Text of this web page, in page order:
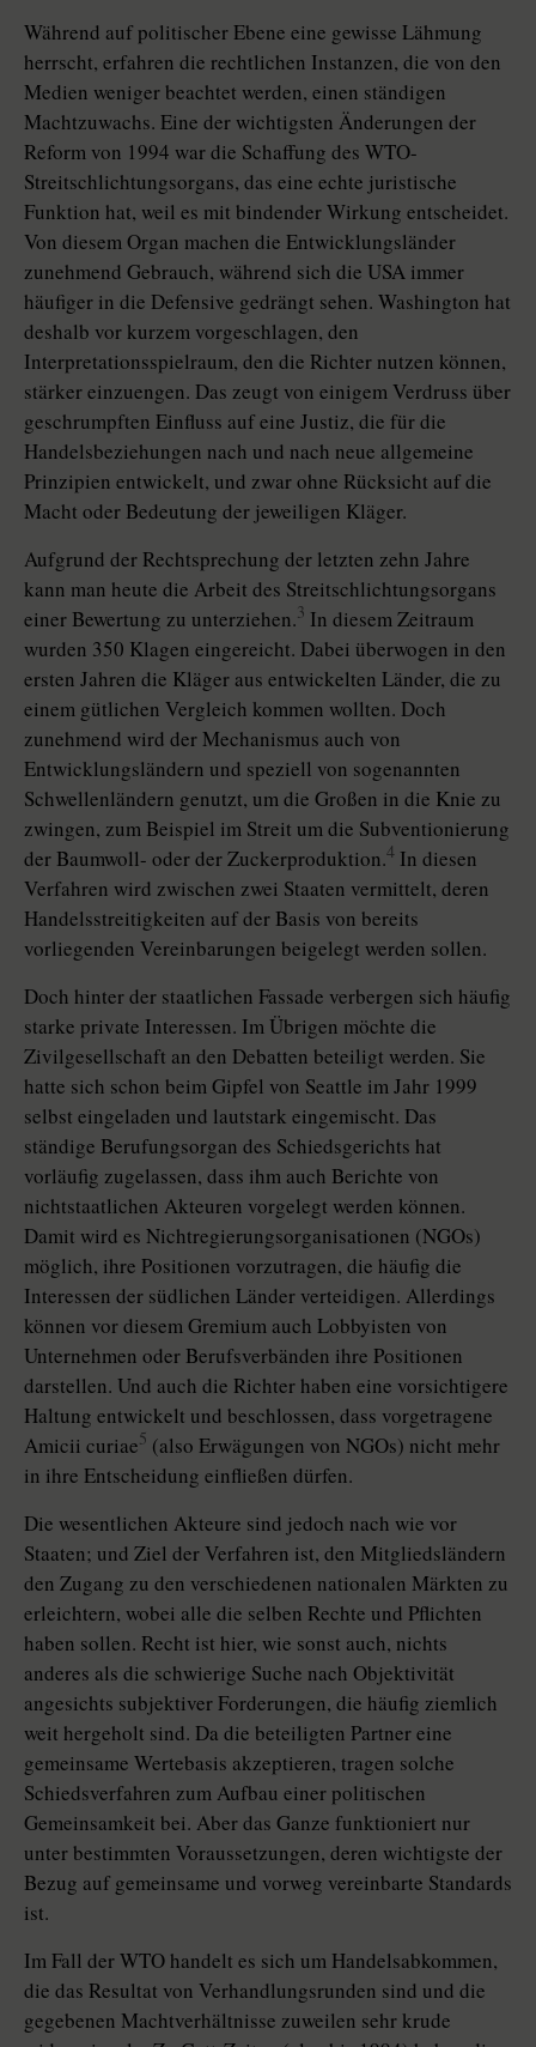
Während auf politischer Ebene eine gewisse Lähmung
herrscht, erfahren die rechtlichen Instanzen, die von den
Medien weniger beachtet werden, einen ständigen
Machtzuwachs. Eine der wichtigsten Änderungen der
Reform von 1994 war die Schaffung des WTO-
Streitschlichtungsorgans, das eine echte juristische
Funktion hat, weil es mit bindender Wirkung entscheidet.
Von diesem Organ machen die Entwicklungsländer
zunehmend Gebrauch, während sich die USA immer
häufiger in die Defensive gedrängt sehen. Washington hat
deshalb vor kurzem vorgeschlagen, den
Interpretationsspielraum, den die Richter nutzen können,
stärker einzuengen. Das zeugt von einigem Verdruss über
geschrumpften Einfluss auf eine Justiz, die für die
Handelsbeziehungen nach und nach neue allgemeine
Prinzipien entwickelt, und zwar ohne Rücksicht auf die
Macht oder Bedeutung der jeweiligen Kläger.
Aufgrund der Rechtsprechung der letzten zehn Jahre
kann man heute die Arbeit des Streitschlichtungsorgans
einer Bewertung zu unterziehen.3 In diesem Zeitraum
wurden 350 Klagen eingereicht. Dabei überwogen in den
ersten Jahren die Kläger aus entwickelten Länder, die zu
einem gütlichen Vergleich kommen wollten. Doch
zunehmend wird der Mechanismus auch von
Entwicklungsländern und speziell von sogenannten
Schwellenländern genutzt, um die Großen in die Knie zu
zwingen, zum Beispiel im Streit um die Subventionierung
der Baumwoll- oder der Zuckerproduktion.4 In diesen
Verfahren wird zwischen zwei Staaten vermittelt, deren
Handelsstreitigkeiten auf der Basis von bereits
vorliegenden Vereinbarungen beigelegt werden sollen.
Doch hinter der staatlichen Fassade verbergen sich häufig
starke private Interessen. Im Übrigen möchte die
Zivilgesellschaft an den Debatten beteiligt werden. Sie
hatte sich schon beim Gipfel von Seattle im Jahr 1999
selbst eingeladen und lautstark eingemischt. Das
ständige Berufungsorgan des Schiedsgerichts hat
vorläufig zugelassen, dass ihm auch Berichte von
nichtstaatlichen Akteuren vorgelegt werden können.
Damit wird es Nichtregierungsorganisationen (NGOs)
möglich, ihre Positionen vorzutragen, die häufig die
Interessen der südlichen Länder verteidigen. Allerdings
können vor diesem Gremium auch Lobbyisten von
Unternehmen oder Berufsverbänden ihre Positionen
darstellen. Und auch die Richter haben eine vorsichtigere
Haltung entwickelt und beschlossen, dass vorgetragene
Amicii curiae5 (also Erwägungen von NGOs) nicht mehr
in ihre Entscheidung einfließen dürfen.
Die wesentlichen Akteure sind jedoch nach wie vor
Staaten; und Ziel der Verfahren ist, den Mitgliedsländern
den Zugang zu den verschiedenen nationalen Märkten zu
erleichtern, wobei alle die selben Rechte und Pflichten
haben sollen. Recht ist hier, wie sonst auch, nichts
anderes als die schwierige Suche nach Objektivität
angesichts subjektiver Forderungen, die häufig ziemlich
weit hergeholt sind. Da die beteiligten Partner eine
gemeinsame Wertebasis akzeptieren, tragen solche
Schiedsverfahren zum Aufbau einer politischen
Gemeinsamkeit bei. Aber das Ganze funktioniert nur
unter bestimmten Voraussetzungen, deren wichtigste der
Bezug auf gemeinsame und vorweg vereinbarte Standards
ist.
Im Fall der WTO handelt es sich um Handelsabkommen,
die das Resultat von Verhandlungsrunden sind und die
gegebenen Machtverhältnisse zuweilen sehr krude